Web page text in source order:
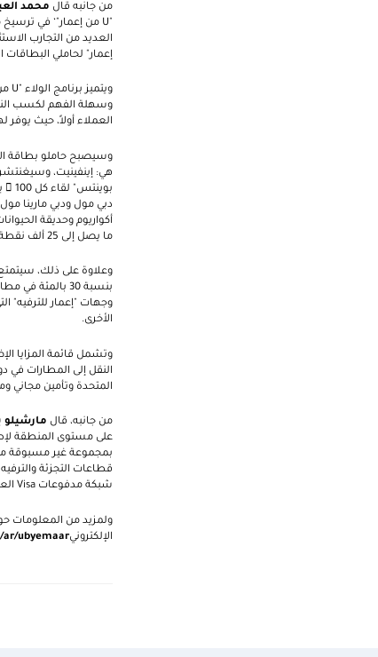
من جانبه قال محمد
"
U من إعمار"‘ في ترسيخ
العديد من التجارب
إعمار" لحاملي البطاقات
ويتميز برنامج الولاء "U
وسهلة الفهم لكسب
العملاء أولاً، حيث يوفر
وسيصبح حاملو بطاقة
هي: إينفينيت،
بوينتس" لقاء كل 100  ينفقه العملاء في أي متجر، و75 نقطة "
دبي مول ودبي مارينا
أكواريوم وحديقة
ما يصل إلى 25 ألف نقطة "
وعلاوة على ذلك،
وجهات "إعمار للترفيه"
الأخرى.
النقل إلى المطارات في
المتحدة وتأمين مجاني
من جانبه، قال مارشيلو
على مستوى المنطقة
بمجموعة غير مسبوقة من
قطاعات التجزئة
شبكة مدفوعاتVisa
ولمزيد من المعلومات
الإلكترونيar/ubyemaar